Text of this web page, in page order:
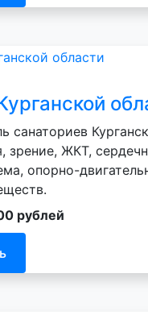
санаториев
зрение, ЖКТ,
опорно-
рублей